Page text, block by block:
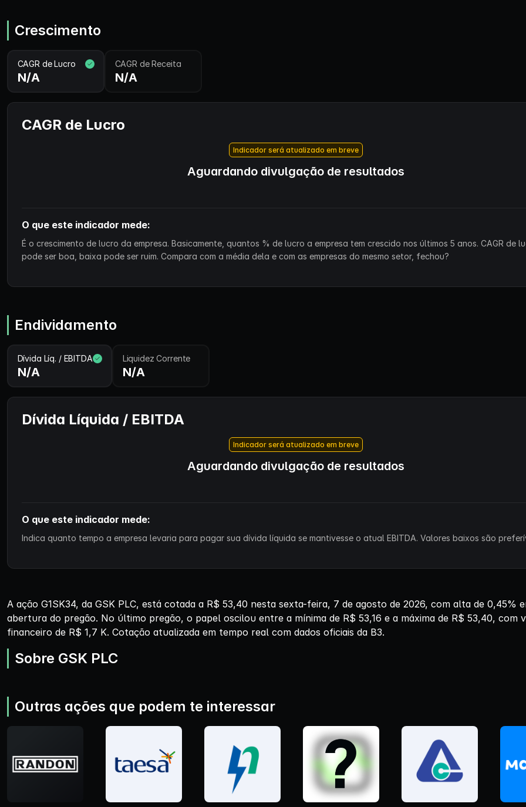
Crescimento
CAGR de Lucro
N/A
CAGR de Receita
N/A
CAGR de Lucro
Indicador será atualizado em breve
Aguardando divulgação de resultados
O que este indicador mede:
É o crescimento de lucro da empresa. Basicamente, quantos % de lucro a empresa tem crescido nos últimos 5 anos. CAGR de
pode ser boa, baixa pode ser ruim. Compara com a média dela e com as empresas do mesmo setor, fechou?
Endividamento
Dívida Líq. / EBITDA
N/A
Liquidez Corrente
N/A
Dívida Líquida / EBITDA
Indicador será atualizado em breve
Aguardando divulgação de resultados
O que este indicador mede:
Indica quanto tempo a empresa levaria para pagar sua dívida líquida se mantivesse o atual EBITDA. Valores baixos são
A ação G1SK34, da GSK PLC, está cotada a R$ 53,40 nesta sexta-feira, 7 de agosto de 2026, com alta de 0,45%
abertura do pregão. No último pregão, o papel oscilou entre a mínima de R$ 53,16 e a máxima de R$ 53,40, com
financeiro de R$ 1,7 K. Cotação atualizada em tempo real com dados oficiais da B3.
Sobre GSK PLC
Outras ações que podem te interessar